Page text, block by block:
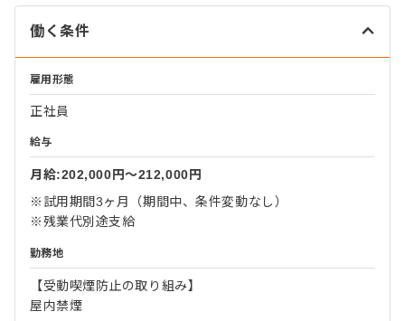
働く条件
雇用形態
正社員
給与
月給:202,000円〜212,000円
※試用期間3ヶ月（期間中、条件変動なし）
※残業代別途支給
勤務地
【受動喫煙防止の取り組み】
屋内禁煙